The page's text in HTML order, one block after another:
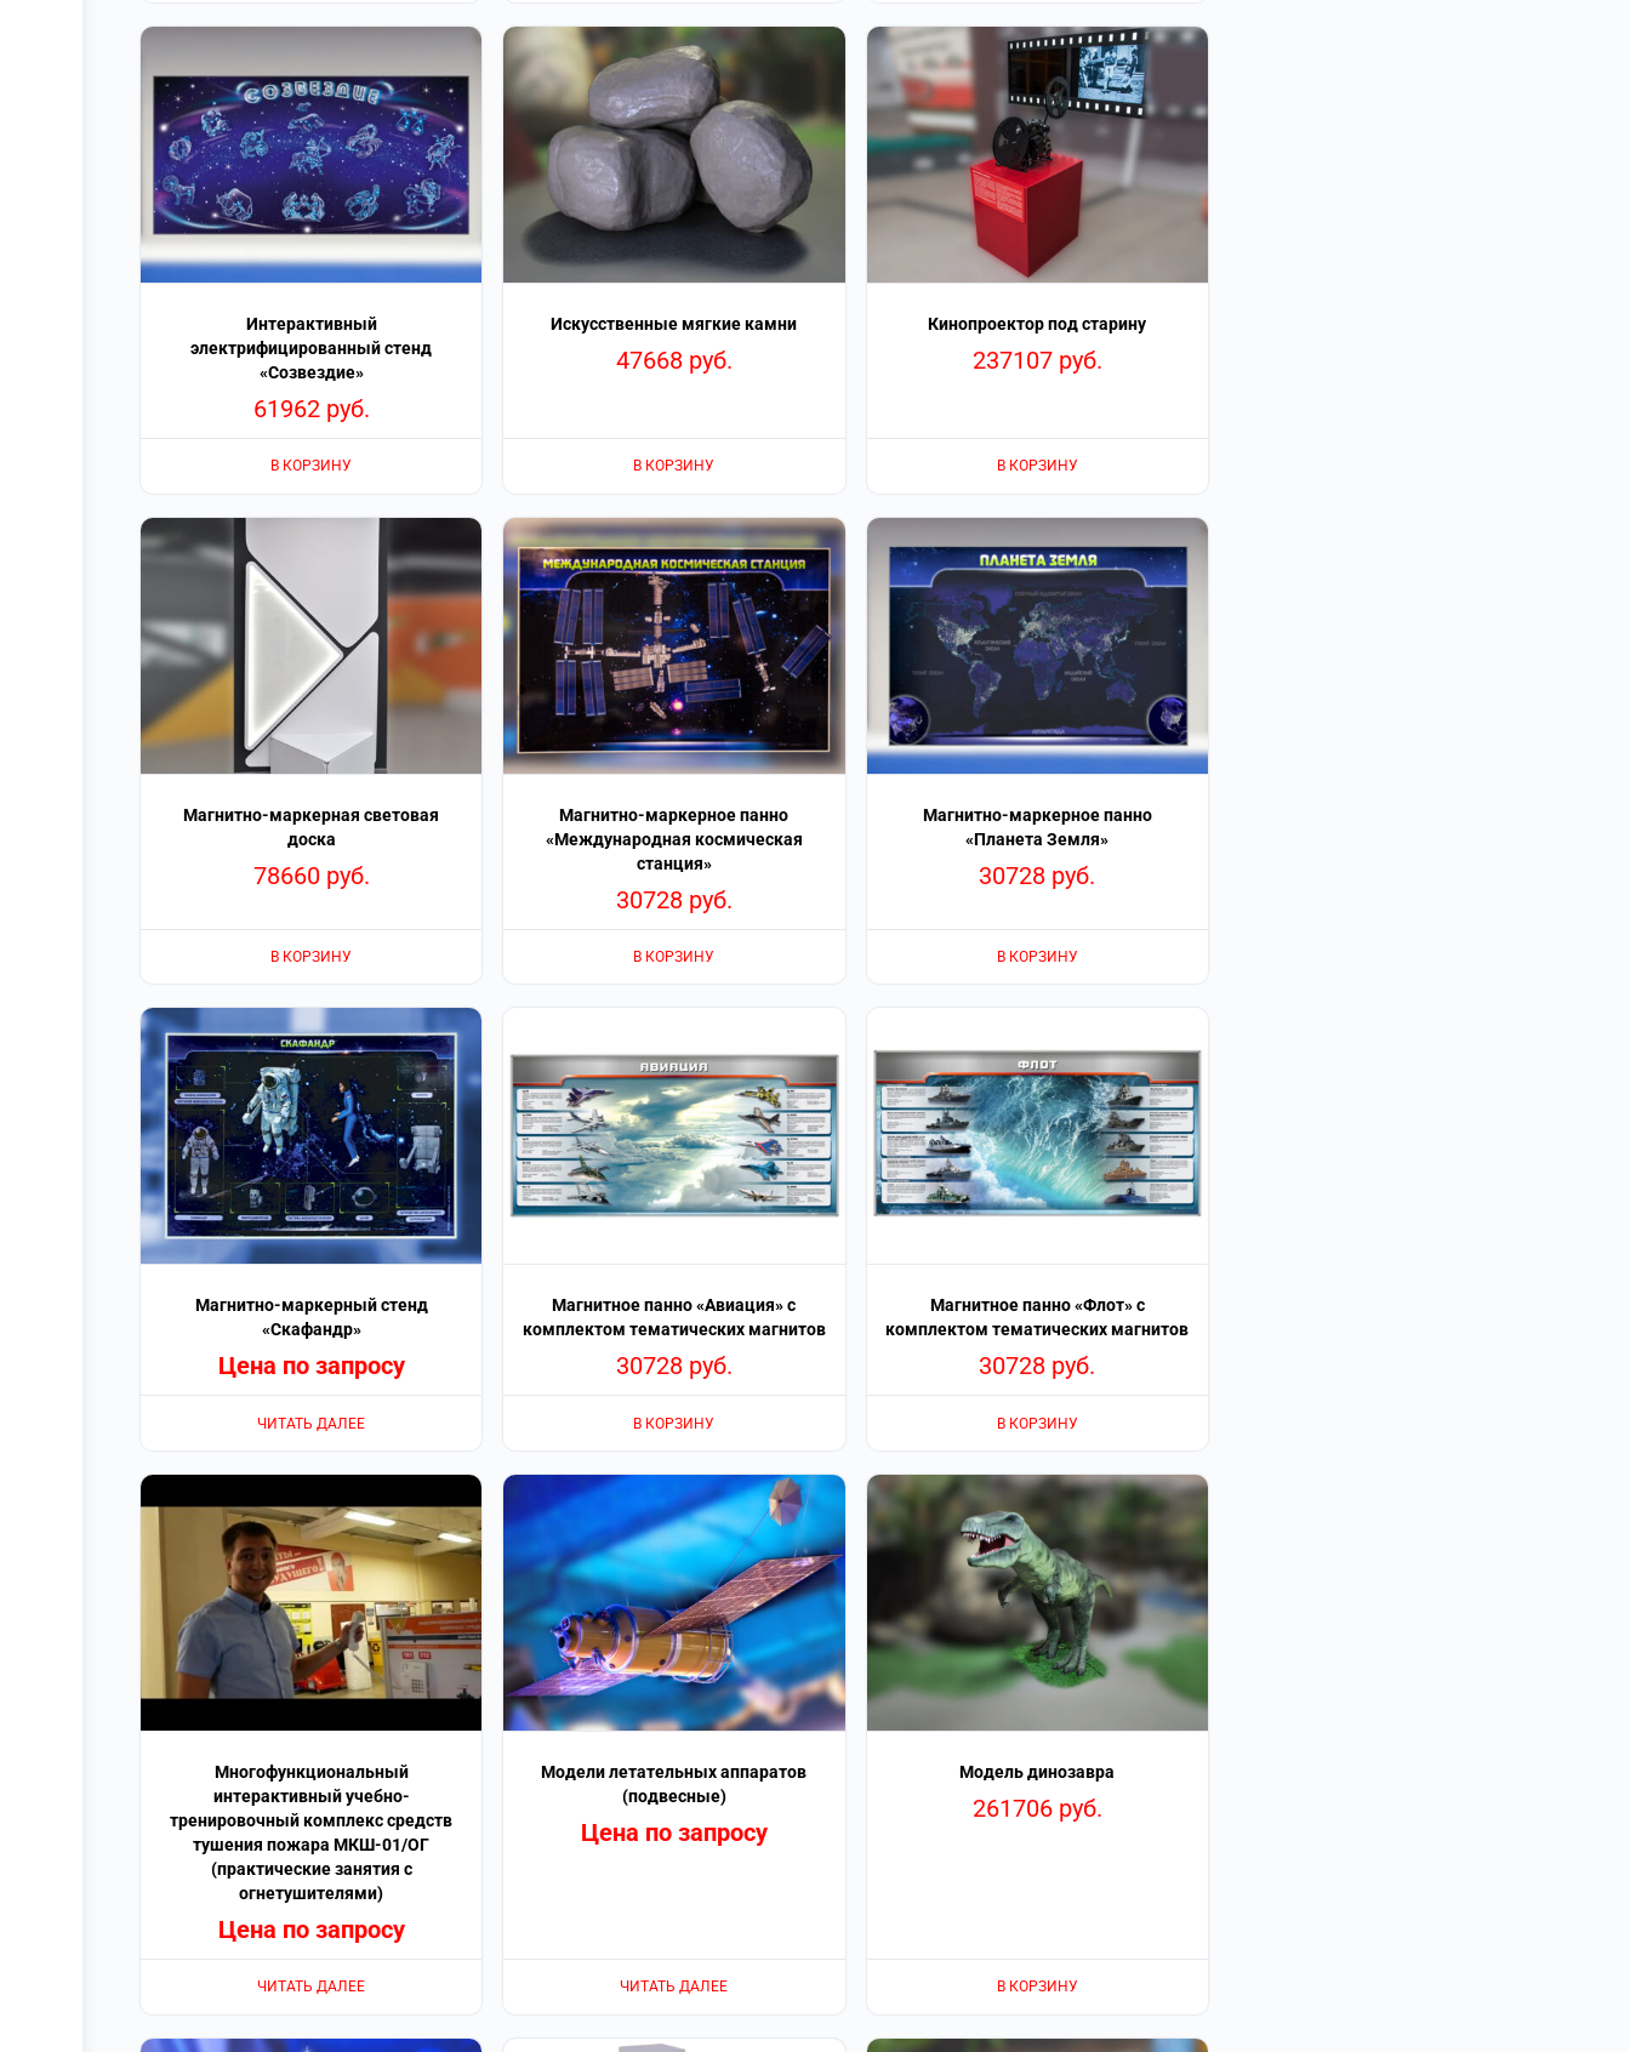
Интерактивный
электрифицированный стенд
«Созвездие»
61962 руб.
В КОРЗИНУ
Искусственные мягкие камни
47668 руб.
В КОРЗИНУ
Кинопроектор под старину
237107 руб.
В КОРЗИНУ
Магнитно-маркерная световая
доска
78660 руб.
В КОРЗИНУ
Магнитно-маркерное панно
«Международная космическая
станция»
30728 руб.
В КОРЗИНУ
Магнитно-маркерное панно
«Планета Земля»
30728 руб.
В КОРЗИНУ
Магнитно-маркерный стенд
«Скафандр»
Цена по запросу
ЧИТАТЬ ДАЛЕЕ
Магнитное панно «Авиация» с
комплектом тематических магнитов
30728 руб.
В КОРЗИНУ
Магнитное панно «Флот» с
комплектом тематических магнитов
30728 руб.
В КОРЗИНУ
Многофункциональный
интерактивный учебно-
тренировочный комплекс средств
тушения пожара МКШ-01/ОГ
(практические занятия с
огнетушителями)
Цена по запросу
ЧИТАТЬ ДАЛЕЕ
Модели летательных аппаратов
(подвесные)
Цена по запросу
ЧИТАТЬ ДАЛЕЕ
Модель динозавра
261706 руб.
В КОРЗИНУ